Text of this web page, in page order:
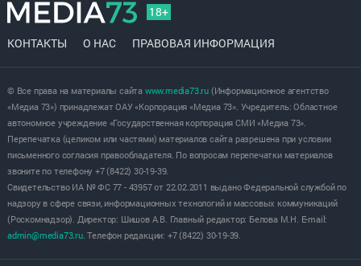
18+
КОНТАКТЫ О НАС ПРАВОВАЯ ИНФОРМАЦИЯ
© Все права на материалы сайта www.media73.ru(Информационное агентство
«Медиа 73») принадлежат ОАУ «Корпорация «Медиа 73». Учредитель: Областное
автономное учреждение «Государственная корпорация СМИ «Медиа 73».
Перепечатка (целиком или частями) материалов сайта разрешена при условии
письменного согласия правообладателя. По вопросам перепечатки материалов
звоните по телефону +7 (8422) 30-19-39.
Свидетельство ИА № ФС 77 - 43957 от 22.02.2011 выдано Федеральной службой по
надзору в сфере связи, информационных технологий и массовых коммуникаций
(Роскомнадзор). Директор: Шишов А.В. Главный редактор: Белова М.Н. E-mail:
admin@media73.ru. Телефон редакции: +7 (8422) 30-19-39.